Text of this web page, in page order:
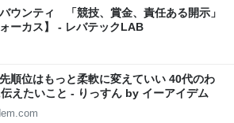
ウンティ 「競技、賞金、責任ある開示」
ーカス】 - レバテックLAB
順位はもっと柔軟に変えていい 40代のわ
えたいこと - りっすん by イーアイデム